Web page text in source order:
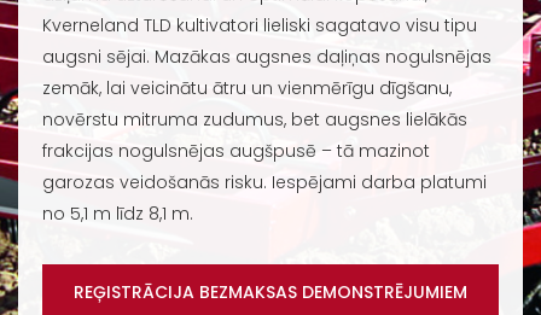
Kverneland TLD kultivatori lieliski sagatavo visu tipu
augsni sējai. Mazākas augsnes daļiņas nogulsnējas
zemāk, lai veicinātu ātru un vienmērīgu dīgšanu,
novērstu mitruma zudumus, bet augsnes lielākās
frakcijas nogulsnējas augšpusē – tā mazinot
garozas veidošanās risku. Iespējami darba platumi
no 5,1 m līdz 8,1 m.
REĢISTRĀCIJA BEZMAKSAS DEMONSTRĒJUMIEM